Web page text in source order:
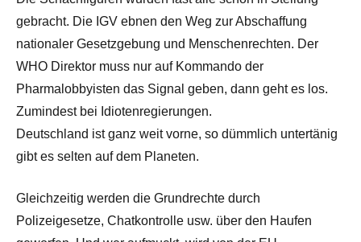
gebracht. Die IGV ebnen den Weg zur Abschaffung
nationaler Gesetzgebung und Menschenrechten. Der
WHO Direktor muss nur auf Kommando der
Pharmalobbyisten das Signal geben, dann geht es los.
Zumindest bei Idiotenregierungen.
Deutschland ist ganz weit vorne, so dümmlich untertänig
gibt es selten auf dem Planeten.
Gleichzeitig werden die Grundrechte durch
Polizeigesetze, Chatkontrolle usw. über den Haufen